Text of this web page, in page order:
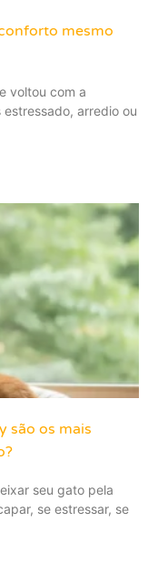
mesmo
voltou com a
arredio ou
são os mais
seu gato pela
se estressar, se